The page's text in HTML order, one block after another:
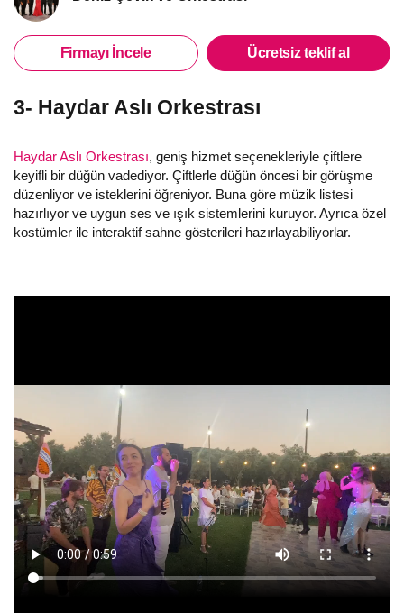
Firmayı İncele Ücretsiz teklif al
3- Haydar Aslı Orkestrası
Haydar Aslı Orkestrası, geniş hizmet seçenekleriyle çiftlere
keyifli bir düğün vadediyor. Çiftlerle düğün öncesi bir görüşme
düzenliyor ve isteklerini öğreniyor. Buna göre müzik listesi
hazırlıyor ve uygun ses ve ışık sistemlerini kuruyor. Ayrıca özel
kostümler ile interaktif sahne gösterileri hazırlayabiliyorlar.